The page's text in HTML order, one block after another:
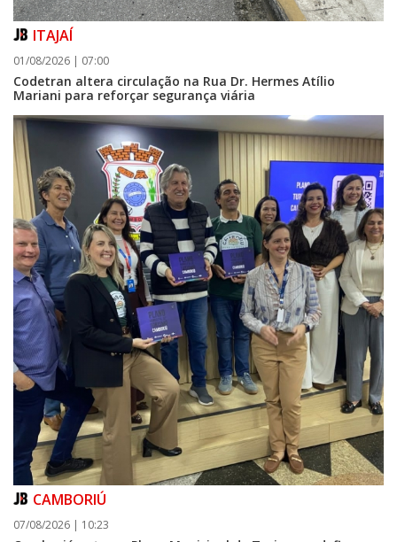
ITAJAÍ
01/08/2026 | 07:00
Codetran altera circulação na Rua Dr. Hermes Atílio
Mariani para reforçar segurança viária
CAMBORIÚ
07/08/2026 | 10:23